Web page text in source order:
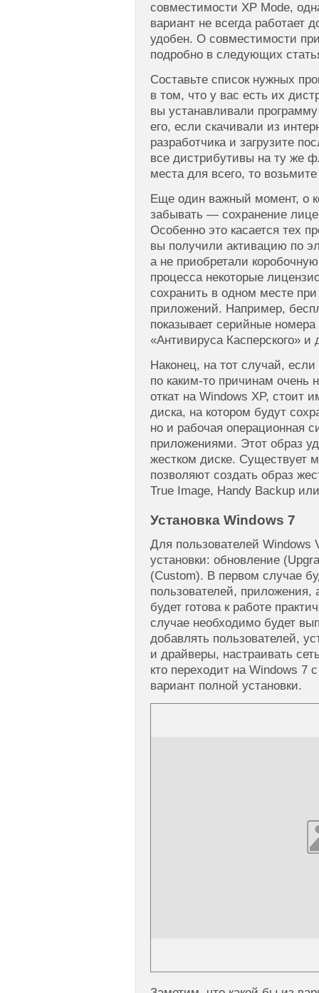
совместимости XP Mode,
вариант не всегда работает
удобен. О совместимости
подробно в следующих
Составьте список нужных
в том, что у вас есть их
вы устанавливали
его, если скачивали из
разработчика и загрузите
все дистрибутивы на ту же
места для всего, то
Еще один важный момент, о
забывать — сохранение
Особенно это касается тех
вы получили активацию по
а не приобретали
процесса некоторые
сохранить в одном месте
приложений. Например,
показывает серийные
«Антивируса Касперского» и
Наконец, на тот случай,
по каким-то причинам очень
откат на Windows XP, стоит
диска, на котором будут
но и рабочая операционная
приложениями. Этот образ
жестком диске. Существует
позволяют создать образ
True Image, Handy Backup
Установка Windows 7
Для пользователей Windows
установки: обновление
(Custom). В первом случае
пользователей,
будет готова к работе
случае необходимо будет
добавлять пользователей,
и драйверы, настраивать
кто переходит на Windows 7
вариант полной установки.